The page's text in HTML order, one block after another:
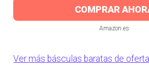
COMPRAR
Amazon.es
Ver más básculas baratas de